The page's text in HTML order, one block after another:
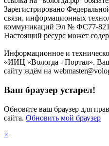
Зарегистрировано
связи, информационных
коммуникаций Эл № ФС77-
Настоящий ресурс может
Информационное и
«ИИЦ «Вологда - Портал».
сайту ждём на
Ваш браузер устарел!
Обновите ваш браузер для
сайта. Обновить мой браузер
×